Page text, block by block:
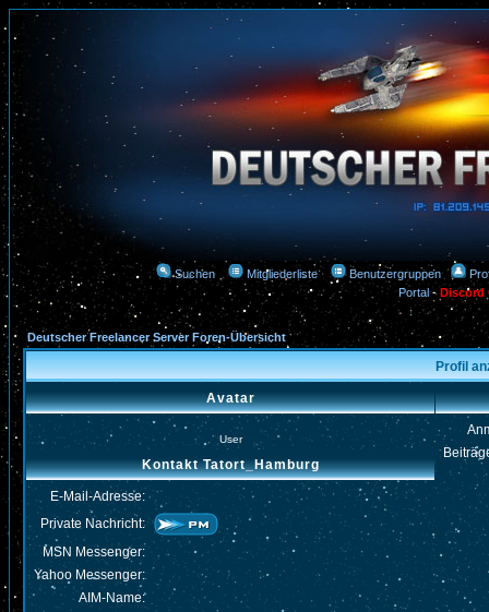
Suchen Mitgliederliste Benutzergruppen
Portal-Discord
Deutscher Freelancer Server Foren-Übersicht
Profil
Avatar
User
Kontakt Tatort_Hamburg
E-Mail-Adresse:
Private Nachricht:
MSN Messenger:
Yahoo Messenger:
AIM-Name: